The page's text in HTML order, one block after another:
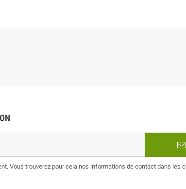
Vous trouverez pour cela nos informations de contact dans les